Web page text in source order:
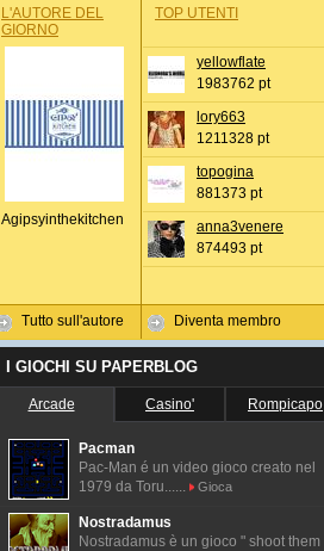
L'AUTORE DEL
GIORNO
Agipsyinthekitchen
Tutto sull'autore
TOP UTENTI
yellowflate
1983762 pt
lory663
1211328 pt
topogina
881373 pt
anna3venere
874493 pt
Diventa membro
I GIOCHI SU PAPERBLOG
Arcade Casino' Rompicapo
Pacman
Pac-Man é un video gioco creato nel
1979 da Toru......
Gioca
Nostradamus
Nostradamus è un gioco " shoot them